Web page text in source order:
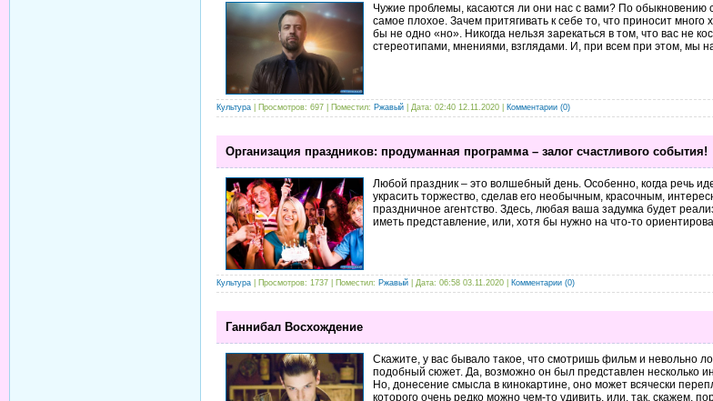
Чужие проблемы, касаются ли они нас с вами? По обыкновению
самое плохое. Зачем притягивать к себе то, что приносит
бы не одно «но». Никогда нельзя зарекаться в том, что вас не
стереотипами, мнениями, взглядами. И, при всем при этом, мы
Культура | Просмотров: 697 | Поместил: Ржавый | Дата: 02:40 12.11.2020 Комментарии (0)
Организация праздников: продуманная программа – залог счастливого события!
Любой праздник – это волшебный день. Особенно, когда речь
украсить торжество, сделав его необычным, красочным,
праздничное агентство. Здесь, любая ваша задумка будет
иметь представление, или, хотя бы нужно на что-то
Культура | Просмотров: 1737 | Поместил: Ржавый | Дата: 06:58 03.11.2020 Комментарии (0)
Ганнибал Восхождение
Скажите, у вас бывало такое, что смотришь фильм и невольно
подобный сюжет. Да, возможно он был представлен несколько
Но, донесение смысла в кинокартине, оно может всячески
которого очень редко можно чем-то удивить, или, так, скажем,